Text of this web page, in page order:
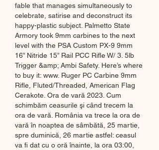
fable that manages simultaneously to
celebrate, satirise and deconstruct its
happy-plastic subject. Palmetto State
Armory took 9mm carbines to the next
level with the PSA Custom PX-9 9mm
16” Nitride 15” Rail PCC Rifle W/ 3. 5lb
Trigger &amp; Ambi Safety. Here’s where
to buy it: www. Ruger PC Carbine 9mm
Rifle, Fluted/Threaded, American Flag
Cerakote. Ora de vară 2023. Cum
schimbăm ceasurile şi când trecem la
ora de vară. România va trece la ora de
vară în noaptea de sâmbătă, 25 martie,
spre duminică, 26 martie astfel: ceasul
va fi dat cu o oră înainte, la ora 03:00,